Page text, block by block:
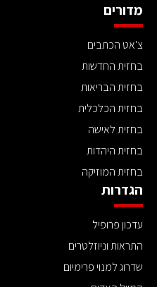
מדורים
צ'אט הכתבים
בחזית החדשות
בחזית הבריאות
בחזית הכלכלית
בחזית לאישה
בחזית היהדות
בחזית המוזיקה
הגדרות
עדכון פרופיל
התראות וניוזלטרים
שדרוג למנוי פרימיום